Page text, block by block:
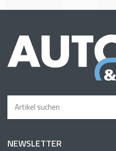
NEWSLETTER